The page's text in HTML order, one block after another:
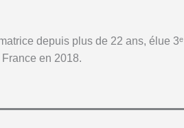
depuis plus de 22 ans, élue
en 2018.